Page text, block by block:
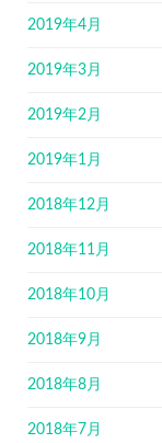
2019年4月
2019年3月
2019年2月
2019年1月
2018年12月
2018年11月
2018年10月
2018年9月
2018年8月
2018年7月